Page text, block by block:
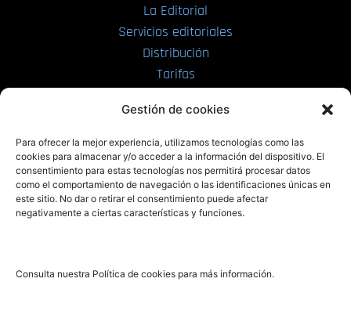
Gestión de cookies
Para ofrecer la mejor experiencia, utilizamos tecnologías como las
cookies para almacenar y/o acceder a la información del dispositivo. El
consentimiento para estas tecnologías nos permitirá procesar datos
como el comportamiento de navegación o las identificaciones únicas en
este sitio. No dar o retirar el consentimiento puede afectar
negativamente a ciertas características y funciones.
Consulta nuestra Política de cookies para más información.
La Editorial
Servicios editoriales
Distribución
Tarifas
PRL | Films
PRL | Play
PRL | LAB
Noticias